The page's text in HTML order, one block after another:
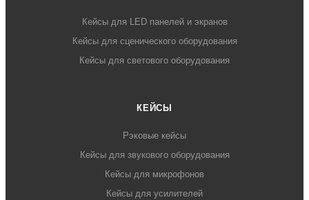
Кейсы для LED панелей и экранов
Кейсы для сценического оборудования
Кейсы для светового оборудования
КЕЙСЫ
Рэковые кейсы
Кейсы для звукового оборудования
Кейсы для микрофонов
Кейсы для усилителей